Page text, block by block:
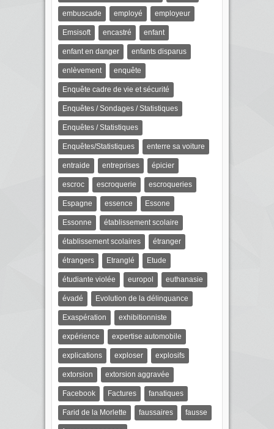
embuscade employé employeur
Emsisoft encastré enfant
enfant en danger enfants disparus
enlèvement enquête
Enquête cadre de vie et sécurité
Enquêtes / Sondages / Statistiques
Enquêtes / Statistiques
Enquêtes/Statistiques enterre sa voiture
entraide entreprises épicier
escroc escroquerie escroqueries
Espagne essence Essone
Essonne établissement scolaire
établissement scolaires étranger
étrangers Etranglé Etude
étudiante violée europol euthanasie
évadé Evolution de la délinquance
Exaspération exhibitionniste
expérience expertise automobile
explications exploser explosifs
extorsion extorsion aggravée
Facebook Factures fanatiques
Farid de la Morlette faussaires fausse